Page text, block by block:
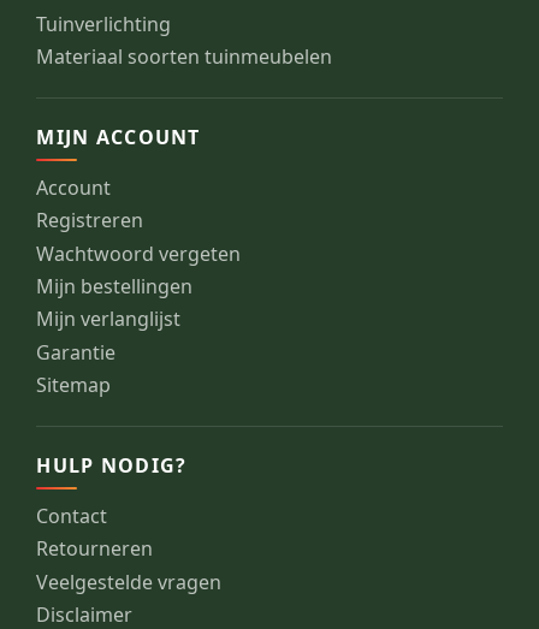
Tuinverlichting
Materiaal soorten tuinmeubelen
MIJN ACCOUNT
Account
Registreren
Wachtwoord vergeten
Mijn bestellingen
Mijn verlanglijst
Garantie
Sitemap
HULP NODIG?
Contact
Retourneren
Veelgestelde vragen
Disclaimer